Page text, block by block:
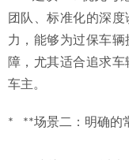
团队、标准化的深
力，能够为过保车
障，尤其适合追求
车主。
*   **场景二：明确的